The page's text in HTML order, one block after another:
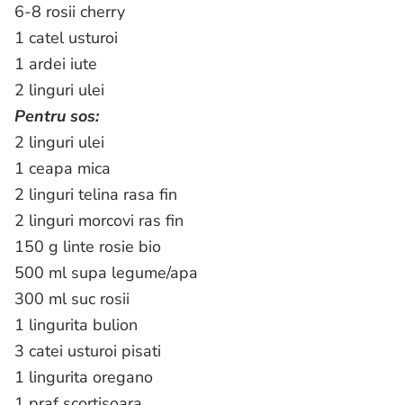
6-8 rosii cherry
1 catel usturoi
1 ardei iute
2 linguri ulei
Pentru sos:
2 linguri ulei
1 ceapa mica
2 linguri telina rasa fin
2 linguri morcovi ras fin
150 g linte rosie bio
500 ml supa legume/apa
300 ml suc rosii
1 lingurita bulion
3 catei usturoi pisati
1 lingurita oregano